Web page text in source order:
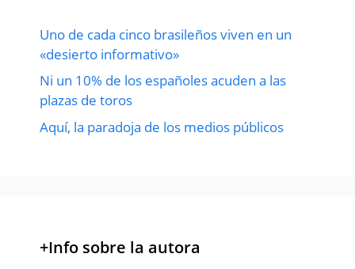
Uno de cada cinco brasileños viven en un
«desierto informativo»
Ni un 10% de los españoles acuden a las
plazas de toros
Aquí, la paradoja de los medios públicos
+Info sobre la autora